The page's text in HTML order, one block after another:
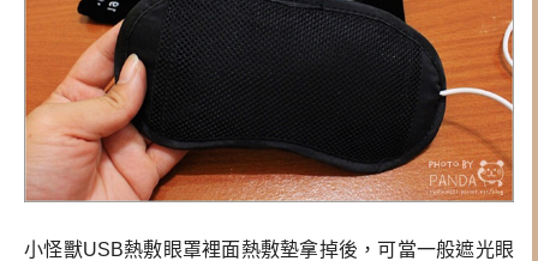
小怪獸USB熱敷眼罩裡面熱敷墊拿掉後，可當一般遮光眼